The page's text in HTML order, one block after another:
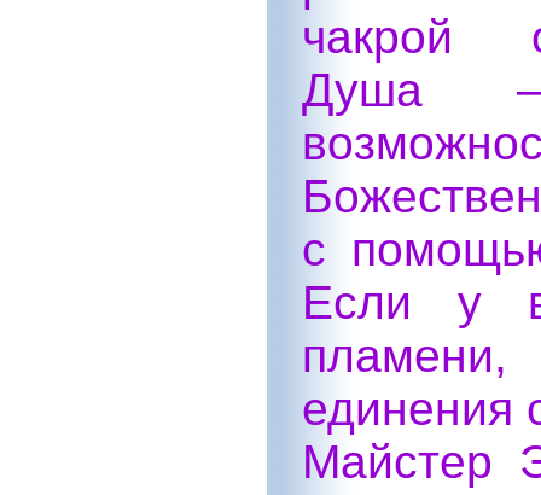
чакрой
Душа —
с
Если у
единения
Майстер